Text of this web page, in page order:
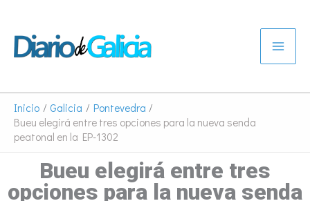
contenido
Inicio Galicia
Pontevedra
Bueu elegirá entre tres opciones para la nueva senda
peatonal en la EP-1302
Bueu elegirá entre tres
opciones para la nueva senda